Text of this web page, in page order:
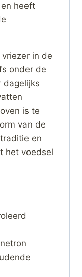
heeft
in de
onder de
dagelijks
is te
van de
en
het voedsel